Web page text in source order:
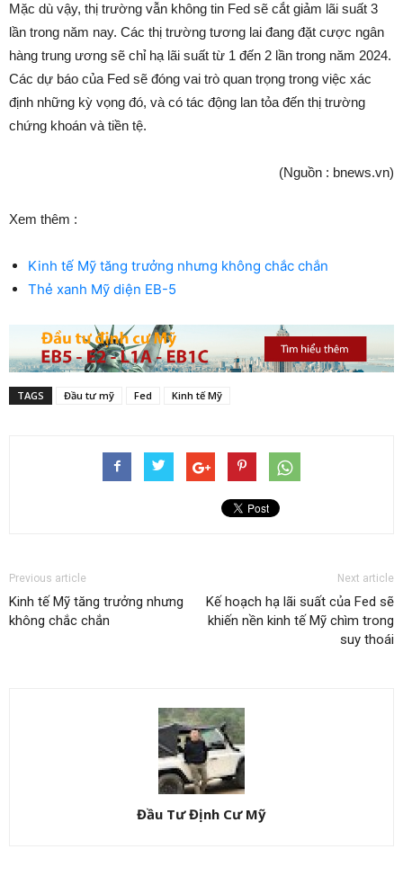
Mặc dù vậy, thị trường vẫn không tin Fed sẽ cắt giảm lãi suất 3
lần trong năm nay. Các thị trường tương lai đang đặt cược ngân
hàng trung ương sẽ chỉ hạ lãi suất từ 1 đến 2 lần trong năm 2024.
Các dự báo của Fed sẽ đóng vai trò quan trọng trong việc xác
định những kỳ vọng đó, và có tác động lan tỏa đến thị trường
chứng khoán và tiền tệ.
(Nguồn : bnews.vn)
Xem thêm :
Kinh tế Mỹ tăng trưởng nhưng không chắc chắn
Thẻ xanh Mỹ diện EB-5
TAGS Đầu tư mỹ Fed Kinh tế Mỹ
Previous article
Kinh tế Mỹ tăng trưởng nhưng
không chắc chắn
Next article
Kế hoạch hạ lãi suất của Fed sẽ
khiến nền kinh tế Mỹ chìm trong
suy thoái
Đầu Tư Định Cư Mỹ